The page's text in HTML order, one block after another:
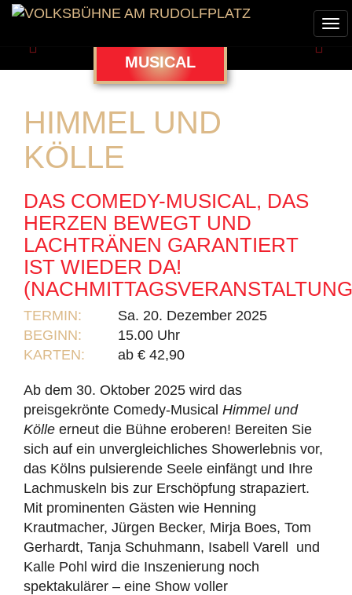
Zurück MUSICAL
HIMMEL UND
KÖLLE
DAS COMEDY-MUSICAL, DAS
HERZEN BEWEGT UND
LACHTRÄNEN GARANTIERT
IST WIEDER DA!
TERMIN:
Sa. 20. Dezember 2025
BEGINN:
15.00 Uhr
KARTEN:
ab € 42,90
Ab dem 30. Oktober 2025 wird das
preisgekrönte Comedy-Musical Himmel und
Kölle erneut die Bühne eroberen! Bereiten Sie
sich auf ein unvergleichliches Showerlebnis vor,
das Kölns pulsierende Seele einfängt und Ihre
Lachmuskeln bis zur Erschöpfung strapaziert.
Mit prominenten Gästen wie Henning
Krautmacher, Jürgen Becker, Mirja Boes, Tom
Gerhardt, Tanja Schuhmann, Isabell Varell und
Kalle Pohl wird die Inszenierung noch
spektakulärer – eine Show voller